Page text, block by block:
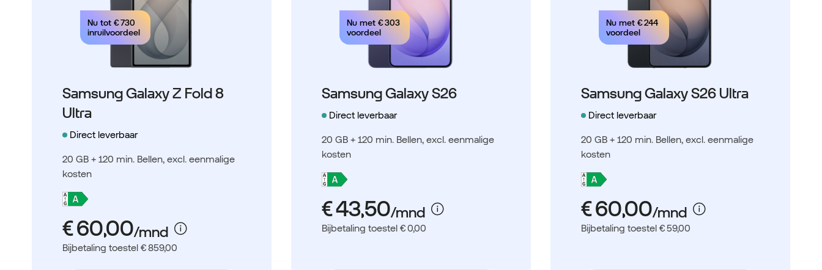
Nu tot € 730
inruilvoordeel
Samsung Galaxy Z Fold 8
Ultra
Direct leverbaar
20 GB + 120 min. Bellen, excl. eenmalige
kosten
Bijbetaling toestel € 859,00
Nu met € 303
voordeel
Samsung Galaxy S26
Direct leverbaar
20 GB + 120 min. Bellen, excl. eenmalige
kosten
Bijbetaling toestel € 0,00
Nu met € 244
voordeel
Samsung Galaxy S26 Ultra
Direct leverbaar
20 GB + 120 min. Bellen, excl. eenmalige
kosten
Bijbetaling toestel € 59,00